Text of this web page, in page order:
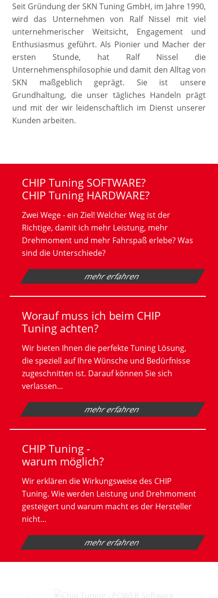
Seit Gründung der SKN Tuning GmbH, im Jahre 1990,
wird das Unternehmen von Ralf Nissel mit viel
unternehmerischer Weitsicht, Engagement und
Enthusiasmus geführt. Als Pionier und Macher der
ersten Stunde, hat Ralf Nissel die
Unternehmensphilosophie und damit den Alltag von
SKN maßgeblich geprägt. Sie ist unsere
Grundhaltung, die unser tägliches Handeln prägt
und mit der wir leidenschaftlich im Dienst unserer
Kunden arbeiten.
CHIP Tuning SOFTWARE?
CHIP Tuning HARDWARE?
Zwei Wege - ein Ziel! Welcher Weg ist der
Richtige, damit ich mehr Leistung, mehr
Drehmoment und mehr Fahrspaß erlebe? Was
sind die Unterschiede?
mehr erfahren
Worauf muss ich beim CHIP
Tuning achten?
Wir bieten Ihnen die perfekte Tuning Lösung,
die speziell auf Ihre Wünsche und Bedürfnisse
zugeschnitten ist. Darauf können Sie sich
verlassen...
mehr erfahren
CHIP Tuning -
warum möglich?
Wir erklären die Wirkungsweise des CHIP
Tuning. Wie werden Leistung und Drehmoment
gesteigert und warum macht es der Hersteller
nicht...
mehr erfahren